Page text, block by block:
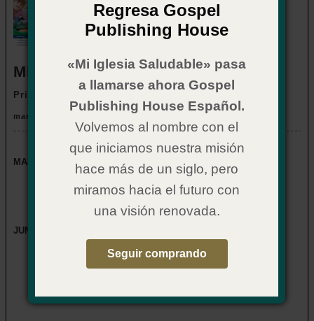
Mis Amigos
Primarios 7 a 9 años
marzo a agosto
MARZO A MAYO 2026
Unidad 1: Historias de Elías
Unidad 2: Historias de la Pascua
Unidad 3: Historias de Eliseo
JUNIO A AGOSTO 2026
Unidad 4: Pedro sigue a Jesús
Unidad 5: Pedro necesita perdón
Regresa Gospel
Publishing House
«Mi Iglesia Saludable» pasa
a llamarse ahora Gospel
Publishing House Español.
Volvemos al nombre con el
que iniciamos nuestra misión
hace más de un siglo, pero
miramos hacia el futuro con
una visión renovada.
Seguir comprando